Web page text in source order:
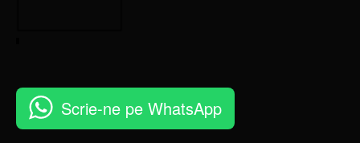
Scrie-ne pe WhatsApp